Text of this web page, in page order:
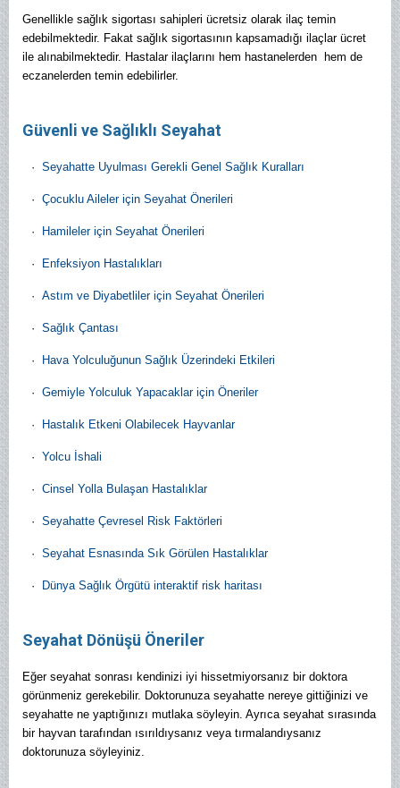
Genellikle sağlık sigortası sahipleri ücretsiz olarak ilaç temin
edebilmektedir. Fakat sağlık sigortasının kapsamadığı ilaçlar ücret
ile alınabilmektedir. Hastalar ilaçlarını hem hastanelerden hem de
eczanelerden temin edebilirler.
Güvenli ve Sağlıklı Seyahat
· Seyahatte Uyulması Gerekli Genel Sağlık Kuralları
· Çocuklu Aileler için Seyahat Önerileri
· Hamileler için Seyahat Önerileri
· Enfeksiyon Hastalıkları
· Astım ve Diyabetliler için Seyahat Önerileri
· Sağlık Çantası
· Hava Yolculuğunun Sağlık Üzerindeki Etkileri
· Gemiyle Yolculuk Yapacaklar için Öneriler
· Hastalık Etkeni Olabilecek Hayvanlar
· Yolcu İshali
· Cinsel Yolla Bulaşan Hastalıklar
· Seyahatte Çevresel Risk Faktörleri
· Seyahat Esnasında Sık Görülen Hastalıklar
· Dünya Sağlık Örgütü interaktif risk haritası
Seyahat Dönüşü Öneriler
Eğer seyahat sonrası kendinizi iyi hissetmiyorsanız bir doktora
görünmeniz gerekebilir. Doktorunuza seyahatte nereye gittiğinizi ve
seyahatte ne yaptığınızı mutlaka söyleyin. Ayrıca seyahat sırasında
bir hayvan tarafından ısırıldıysanız veya tırmalandıysanız
doktorunuza söyleyiniz.